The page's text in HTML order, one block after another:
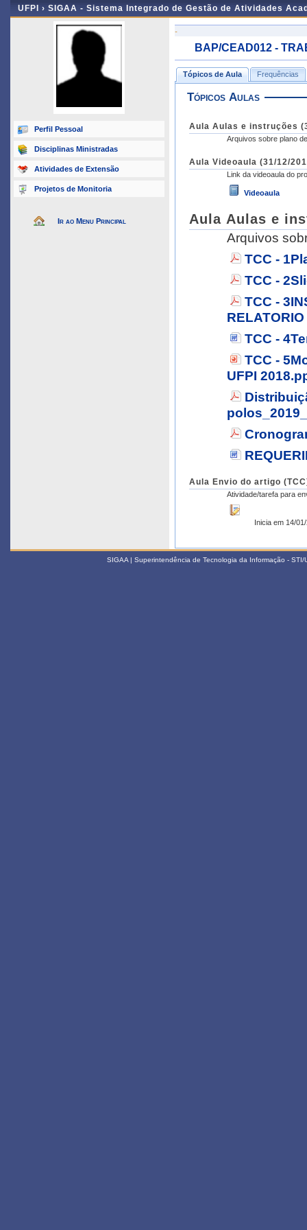
UFPI › SIGAA - Sistema Integrado de Gestão de Atividades
Perfil Pessoal
Disciplinas Ministradas
Atividades de Extensão
Projetos de Monitoria
Ir ao Menu Principal
-
BAP/CEAD012 -
Tópicos de Aula Frequências
Tópicos Aulas
Aula Aulas e instruções
Arquivos sobre plano
Aula Videoaula (31/12/
Link da videoaula do
Videoaula
Aula Aulas e
Arquivos
TCC -
TCC -
TCC -
TCC -
TCC -
UFPI
Aula Envio do artigo
Atividade/tarefa para
Inicia em 14/
SIGAA | Superintendência de Tecnologia da Informação -